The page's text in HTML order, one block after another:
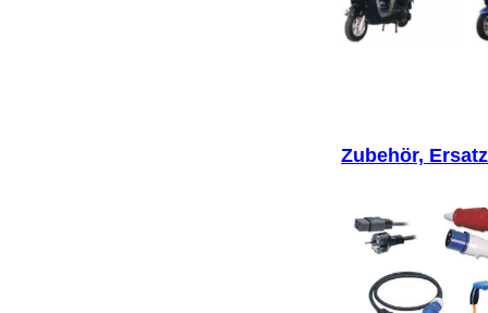
Zubehör,